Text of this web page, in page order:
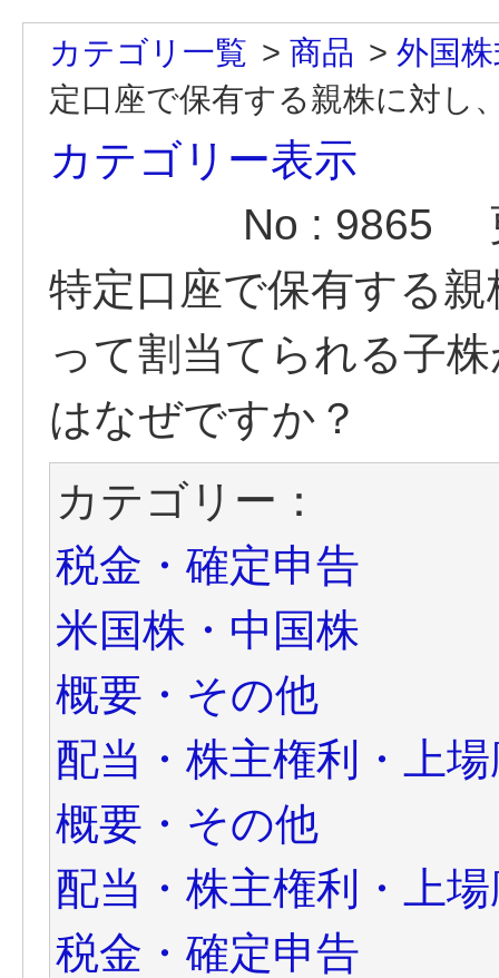
カテゴリ一覧 > 商品 > 外国
定口座で保有する親株に対し
カテゴリー表示
No : 9865
特定口座で保有する
って割当てられる子
はなぜですか？
カテゴリー：
税金・確定申告
米国株・中国株
概要・その他
配当・株主権利・上
概要・その他
配当・株主権利・上
税金・確定申告